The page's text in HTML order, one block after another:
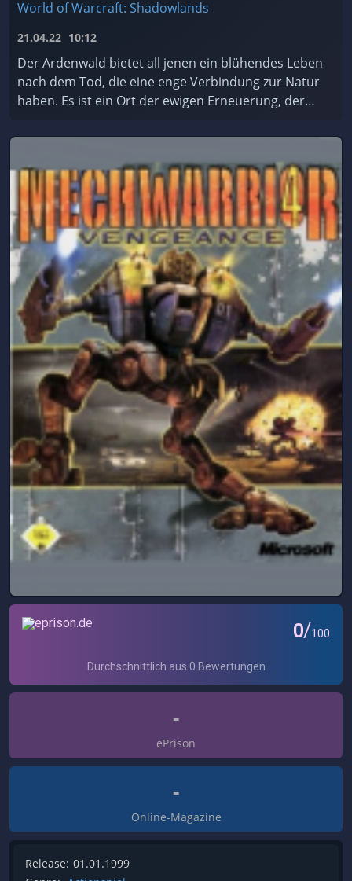
World of Warcraft: Shadowlands
21.04.22 10:12
Der Ardenwald bietet all jenen ein blühendes Leben
nach dem Tod, die eine enge Verbindung zur Natur
haben. Es ist ein Ort der ewigen Erneuerung, der
...
-
ePrison
-
Online-Magazine
Release: 01.01.1999